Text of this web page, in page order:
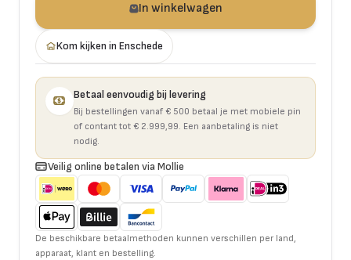
In winkelwagen
Kom kijken in Enschede
Betaal eenvoudig bij levering
Bij bestellingen vanaf € 500 betaal je met mobiele pin
of contant tot € 2.999,99. Een aanbetaling is niet
nodig.
Veilig online betalen via Mollie
De beschikbare betaalmethoden kunnen verschillen per land,
apparaat, klant en bestelling.